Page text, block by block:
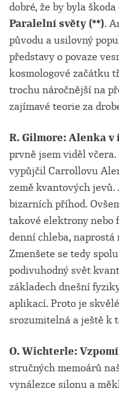
dobré, že by byla
Paralelní světy (**).
původu a usilovný
představy o povaze
kosmologové začátku
trochu náročnější na
zajímavé teorie za
R. Gilmore: Alenka v
prvně jsem viděl
vypůjčil Carrollovu
země kvantových
bizarních příhod.
takové elektrony nebo
denní chleba, naprostá
Zmenšete se tedy
podivuhodný svět
základech dnešní
aplikací. Proto je
srozumitelná a ještě k
O. Wichterle:
stručných memoárů
vynálezce silonu a